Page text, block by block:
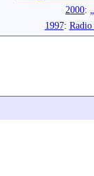
2000:
1997: